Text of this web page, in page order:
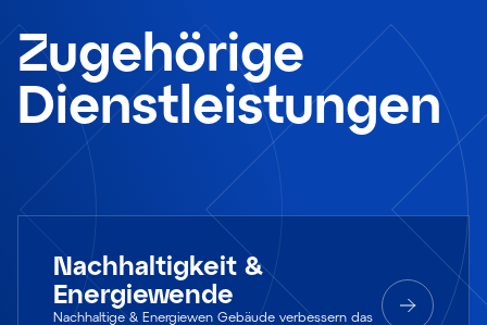
Zugehörige
Dienstleistungen
Nachhaltigkeit &
Energiewende
Nachhaltige & Energiewen Gebäude verbessern das